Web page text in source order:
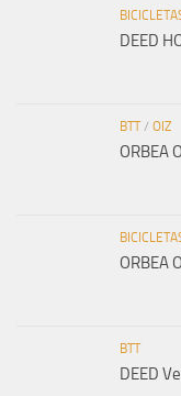
DEED
BTT/ OIZ
ORBEA
ORBEA
BTT
DEED